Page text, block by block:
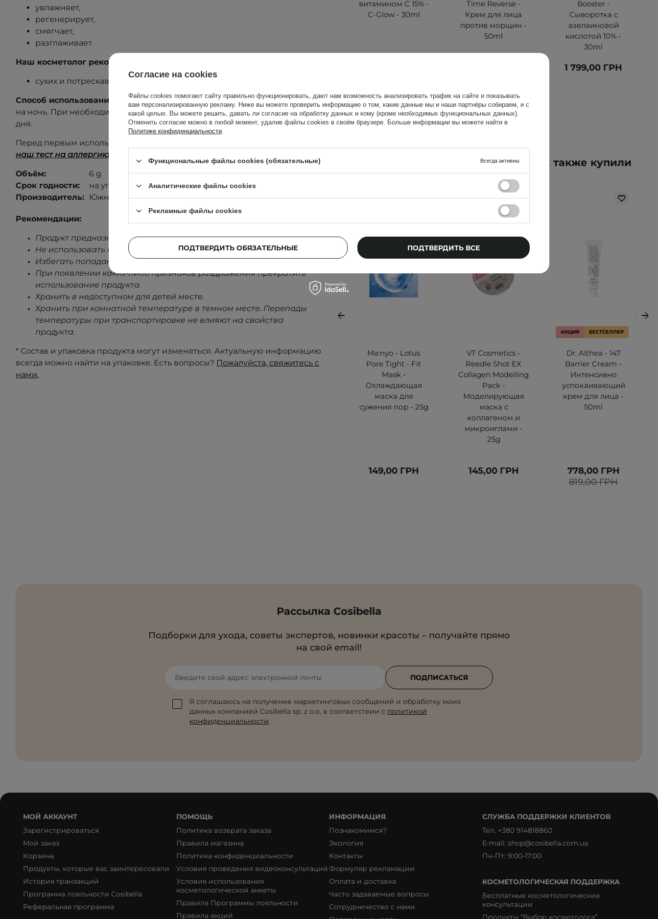
увлажняет,
регенерирует,
смягчает,
разглаживает.
Наш косметолог рекомендует средство для:
сухих и потрескавшихся губ.
Способ использования:
Равномерно нанести маску на губы и оставить
на ночь. При необходимости повторять нанесение средства в течение
дня.
Перед первым использованием выполните тест на аллергию. Проверьте
наш тест на аллергию
Объём:
6 g
Срок годности:
на упаковке.
Производитель:
Южная Корея.
Рекомендации:
Продукт предназначен только для наружного использования.
Не использовать на поврежденной коже.
Избегать попадания в глаза.
При появлении каких-либо признаков раздражения прекратить
использование продукта.
Хранить в недоступном для детей месте.
Хранить при комнатной температуре в темном месте. Перепады
температуры при транспортировке не влияют на свойства
продукта.
* Состав и упаковка продукта могут изменяться. Актуальную информацию
всегда можно найти на упаковке. Есть вопросы? Пожалуйста, свяжитесь с
нами.
витамином С 15% -
C-Glow - 30ml
Time Reverse -
Крем для лица
против морщин -
50ml
Booster -
Сыворотка с
азелаиновой
кислотой 10% -
30ml
1 799,00 ГРН
Покупатели, купившие этот товар, также купили
Ma:nyo - Lotus
Pore Tight - Fit
Mask -
Охлаждающая
маска для
сужения пор - 25g
149,00 ГРН
VT Cosmetics -
Reedle Shot EX
Collagen Modelling
Pack -
Моделирующая
маска с
коллагеном и
микроиглами -
25g
145,00 ГРН
АКЦИЯ БЕСТСЕЛЛЕР
Dr. Althea - 147
Barrier Cream -
Интенсивно
успокаивающий
крем для лица -
50ml
819,00 ГРН
778,00 ГРН
Рассылка Cosibella
Подборки для ухода, советы экспертов, новинки красоты – получайте прямо
на свой email!
Введите свой адрес электронной почты
Я соглашаюсь на получение маркетинговых сообщений и обработку моих
данных компанией Cosibella sp. z o.o, в соответствии с политикой
конфиденциальности.
ПОДПИСАТЬСЯ
МОЙ АККАУНТ
Зарегистрироваться
Мой заказ
Корзина
Продукты, которые вас заинтересовали
История транзакций
Программа лояльности Cosibella
Реферальная программа
ПОМОЩЬ
Политика возврата заказа
Правила магазина
Политика конфиденциальности
Условия проведения видеоконсультаций
Условия использования
косметологической анкеты
Правила Программы лояльности
Правила акций
ИНФОРМАЦИЯ
Познакомимся?
Экология
Контакты
Формуляр рекламации
Оплата и доставка
Часто задаваемые вопросы
Сотрудничество с нами
СЛУЖБА ПОДДЕРЖКИ КЛИЕНТОВ
Тел. +380 914818860
E-mail: shop@cosibella.com.ua
Пн-Пт: 9:00-17:00
КОСМЕТОЛОГИЧЕСКАЯ ПОДДЕРЖКА
Бесплатные косметологические
консультации
Продукты “Выбор косметолога”
Согласие на cookies
Файлы cookies помогают сайту правильно функционировать, дают нам возможность анализировать трафик на сайте и показывать
вам персонализированную рекламу. Ниже вы можете проверить информацию о том, какие данные мы и наши партнёры собираем, и с
какой целью. Вы можете решить, давать ли согласие на обработку данных и кому (кроме необходимых функциональных данных).
Отменить согласие можно в любой момент, удалив файлы cookies в своём браузере. Больше информации вы можете найти в
Политике конфиденциальности.
Функциональные файлы cookies (обязательные) Всегда активны
Аналитические файлы cookies
Рекламные файлы cookies
ПОДТВЕРДИТЬ ОБЯЗАТЕЛЬНЫЕ ПОДТВЕРДИТЬ ВСЕ